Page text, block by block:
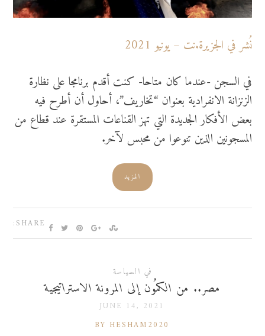
نُشر في الجزيرة.نت – يونيو 2021
في السجن -عندما كان متاحا- كنت أقدم برنامجا على نظارة
الزنزانة الانفرادية بعنوان “تخاريف”، أحاول أن أطرح فيه
بعض الأفكار الجديدة التي تهز القناعات المستقرة عند قطاع من
المسجونين الذين تنوعوا من محبس لآخر.
المزيد
SHARE:
في السياسة
مصر.. من الكمُون إلى المرونة الاستراتيجية
JUNE 14, 2021
BY HESHAM2020